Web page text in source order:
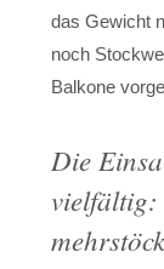
das Gewicht
noch
Balkone
Die
vielfältig: